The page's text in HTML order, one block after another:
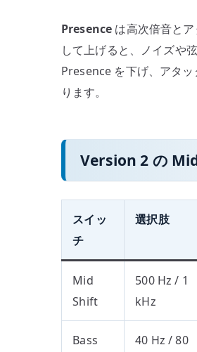
Presence は高次倍音と
して上げると、ノイズや
Presence を下げ、アタ
ります。
Version 2 の
スイッ
チ
選択肢
Mid
Shift
500 Hz / 1
kHz
Bass
40 Hz / 80